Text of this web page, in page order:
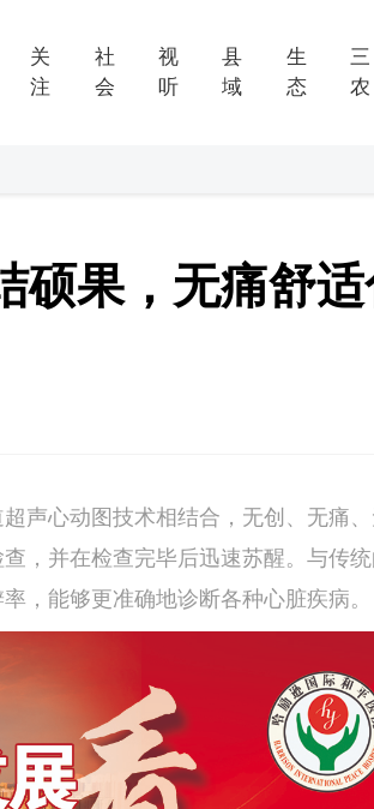
关
注
社
会
视
听
县
域
生
态
三
农
硕果，无痛舒
声心动图技术相结合，无创、无痛
，并在检查完毕后迅速苏醒。与传
，能够更准确地诊断各种心脏疾病。